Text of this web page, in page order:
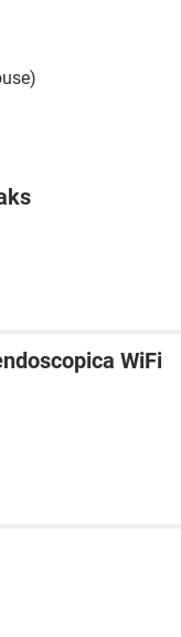
WiFi